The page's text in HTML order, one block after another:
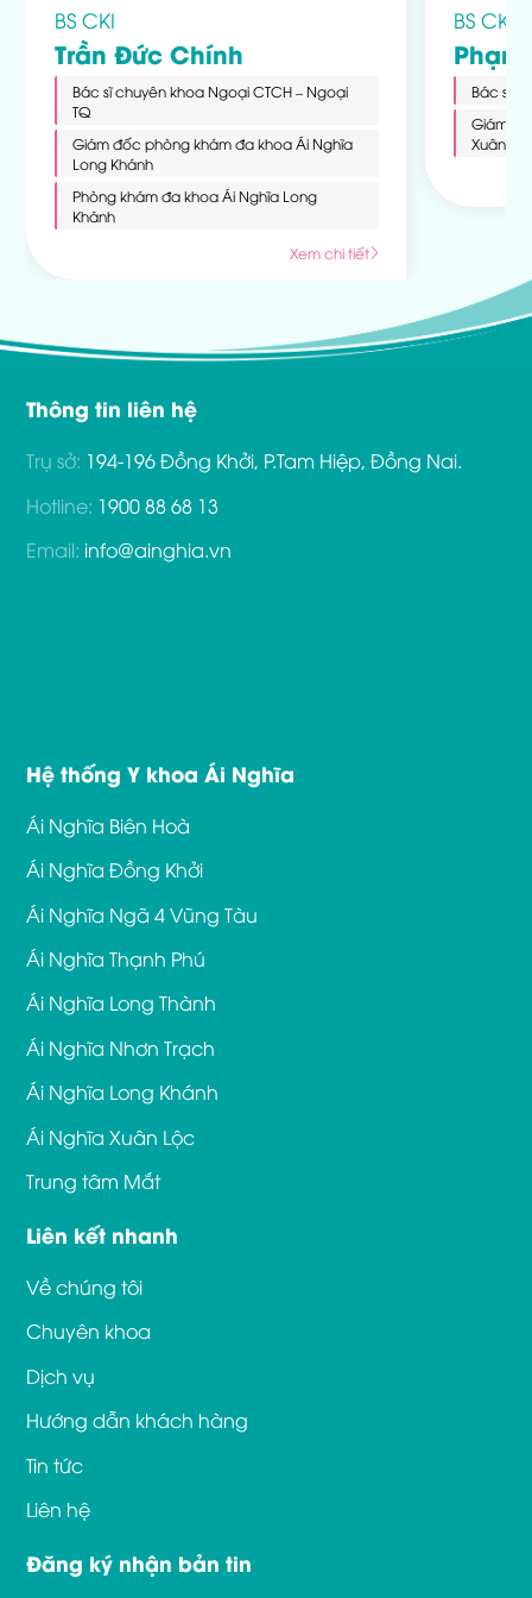
BS CKI
Trần Đức Chính
Bác sĩ chuyên khoa Ngoại CTCH – Ngoại
TQ
Giám đốc phòng khám đa khoa Ái Nghĩa
Long Khánh
Phòng khám đa khoa Ái Nghĩa Long
Khánh
Xem chi tiết
BS CKI
Bác sĩ
Giám
Xuân
Thông tin liên hệ
Trụ sở: 194-196 Đồng Khởi, P.Tam Hiệp, Đồng Nai.
Hotline: 1900 88 68 13
Email: info@ainghia.vn
Hệ thống Y khoa Ái Nghĩa
Ái Nghĩa Biên Hoà
Ái Nghĩa Đồng Khởi
Ái Nghĩa Ngã 4 Vũng Tàu
Ái Nghĩa Thạnh Phú
Ái Nghĩa Long Thành
Ái Nghĩa Nhơn Trạch
Ái Nghĩa Long Khánh
Ái Nghĩa Xuân Lộc
Trung tâm Mắt
Liên kết nhanh
Về chúng tôi
Chuyên khoa
Dịch vụ
Hướng dẫn khách hàng
Tin tức
Liên hệ
Đăng ký nhận bản tin